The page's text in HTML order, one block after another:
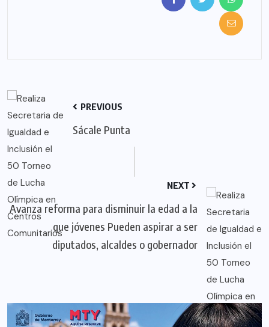
PREVIOUS
Sácale Punta
NEXT
Avanza reforma para disminuir la edad a la
que jóvenes Pueden aspirar a ser
diputados, alcaldes o gobernador